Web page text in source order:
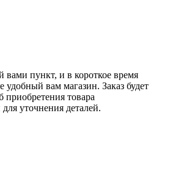
вами пункт, и в короткое время
удобный вам магазин. Заказ будет
приобретения товара
уточнения деталей.